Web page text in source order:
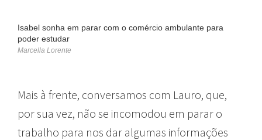
Isabel sonha em parar com o comércio ambulante para
poder estudar
Marcella Lorente
Mais à frente, conversamos com Lauro, que,
por sua vez, não se incomodou em parar o
trabalho para nos dar algumas informações